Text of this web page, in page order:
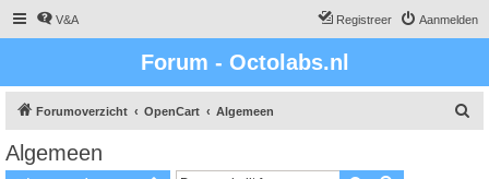
V&A Aanmelden
Registreer
Forum - Octolabs.nl
Forumoverzicht OpenCart Algemeen
Algemeen